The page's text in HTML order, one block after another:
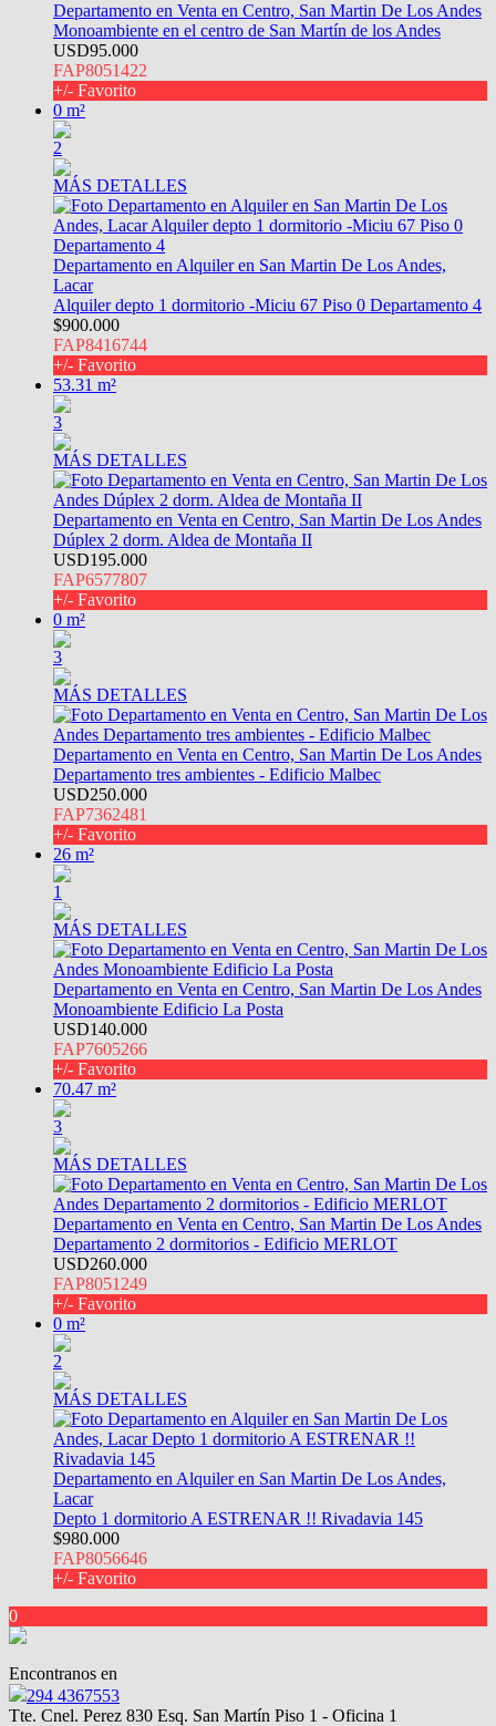
Departamento en Venta en Centro, San Martin De Los Andes
Monoambiente en el centro de San Martín de los Andes
USD95.000
FAP8051422
+/- Favorito
0 m²
2
MÁS DETALLES
Departamento en Alquiler en San Martin De Los Andes,
Lacar
Alquiler depto 1 dormitorio -Miciu 67 Piso 0 Departamento 4
$900.000
FAP8416744
+/- Favorito
53.31 m²
3
MÁS DETALLES
Departamento en Venta en Centro, San Martin De Los Andes
Dúplex 2 dorm. Aldea de Montaña II
USD195.000
FAP6577807
+/- Favorito
0 m²
3
MÁS DETALLES
Departamento en Venta en Centro, San Martin De Los Andes
Departamento tres ambientes - Edificio Malbec
USD250.000
FAP7362481
+/- Favorito
26 m²
1
MÁS DETALLES
Departamento en Venta en Centro, San Martin De Los Andes
Monoambiente Edificio La Posta
USD140.000
FAP7605266
+/- Favorito
70.47 m²
3
MÁS DETALLES
Departamento en Venta en Centro, San Martin De Los Andes
Departamento 2 dormitorios - Edificio MERLOT
USD260.000
FAP8051249
+/- Favorito
0 m²
2
MÁS DETALLES
Departamento en Alquiler en San Martin De Los Andes,
Lacar
Depto 1 dormitorio A ESTRENAR !! Rivadavia 145
$980.000
FAP8056646
+/- Favorito
0
Encontranos en
294 4367553
Tte. Cnel. Perez 830 Esq. San Martín Piso 1 - Oficina 1